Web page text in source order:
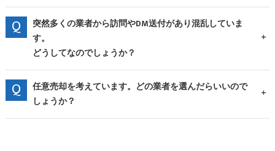
突然多くの業者から訪問やDM送付があり混乱していま
す。
どうしてなのでしょうか？
任意売却を考えています。どの業者を選んだらいいので
しょうか？